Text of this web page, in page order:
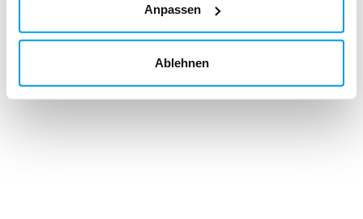
Anpassen
Ablehnen